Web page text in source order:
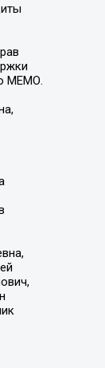
МЕМО.